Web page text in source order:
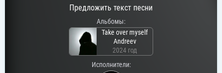
Предложить текст песни
Альбомы:
Take over myself
Andreev
2024 год
Исполнители: